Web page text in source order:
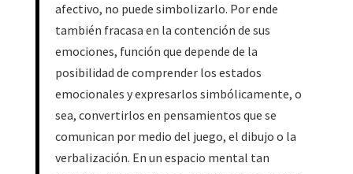
afectivo, no puede simbolizarlo. Por ende
también fracasa en la contención de sus
emociones, función que depende de la
posibilidad de comprender los estados
emocionales y expresarlos simbólicamente, o
sea, convertirlos en pensamientos que se
comunican por medio del juego, el dibujo o la
verbalización. En un espacio mental tan